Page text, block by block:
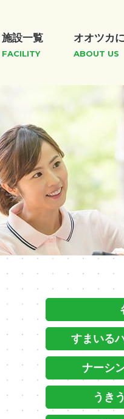
施設一覧
FACILITY
オオツカ
ABOUT US
すまいる
ナーシ
うき